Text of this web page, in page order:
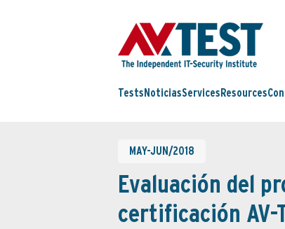
Tests NoticiasServices Resources
MAY-JUN/2018
Evaluación del
certificación AV-